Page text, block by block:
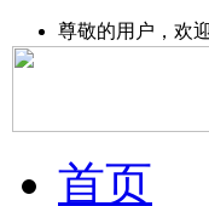
尊敬的用户，欢
首页